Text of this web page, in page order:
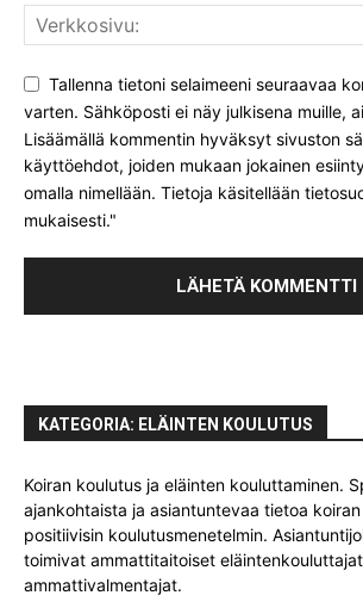
Tallenna tietoni selaimeeni seuraavaa
varten. Sähköposti ei näy julkisena muille,
Lisäämällä kommentin hyväksyt sivuston
käyttöehdot, joiden mukaan jokainen
omalla nimellään. Tietoja käsitellään
mukaisesti."
KATEGORIA: ELÄINTEN KOULUTUS
Koiran koulutus ja eläinten kouluttaminen.
ajankohtaista ja asiantuntevaa tietoa
positiivisin koulutusmenetelmin.
toimivat ammattitaitoiset
ammattivalmentajat.